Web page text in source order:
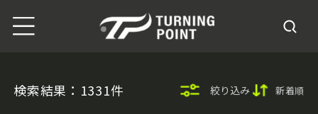
検索結果：1331件 絞り込み 新着順